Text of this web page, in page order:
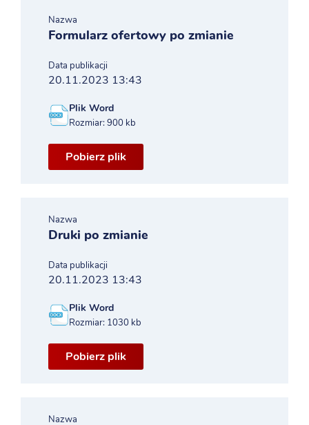
Nazwa
Formularz ofertowy po zmianie
Data publikacji
20.11.2023 13:43
Plik Word
Rozmiar: 900 kb
Pobierz plik
Nazwa
Druki po zmianie
Data publikacji
20.11.2023 13:43
Plik Word
Rozmiar: 1030 kb
Pobierz plik
Nazwa